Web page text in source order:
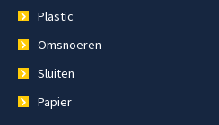
Plastic
Omsnoeren
Sluiten
Papier